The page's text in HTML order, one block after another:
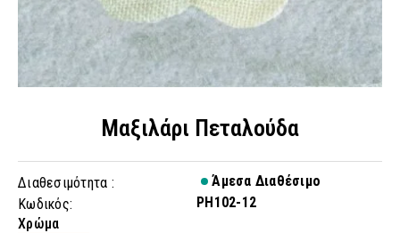
Μαξιλάρι Πεταλούδα
Διαθεσιμότητα :
Άμεσα Διαθέσιμο
Κωδικός:
PH102-12
Χρώμα